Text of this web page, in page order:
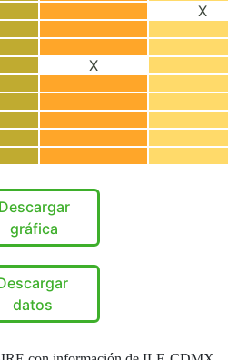
X
X
Descargar
gráfica
datos